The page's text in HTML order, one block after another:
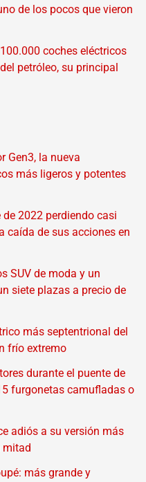
de los pocos que vieron
coches eléctricos
petróleo, su principal
Gen3, la nueva
más ligeros y potentes
2022 perdiendo casi
caída de sus acciones en
SUV de moda y un
siete plazas a precio de
más septentrional del
frío extremo
durante el puente de
furgonetas camufladas o
adiós a su versión más
mitad
más grande y